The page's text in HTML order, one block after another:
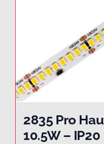
2835 Pro
10.5W – IP20